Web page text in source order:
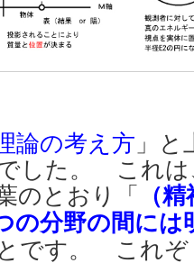
論の考え方 」
した。 これは
のとおり「
（精
の分野の間には
です。 これぞ